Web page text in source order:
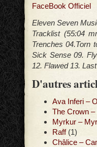
FaceBook Officiel
Eleven Seven
Tracklist (55:04
Trenches 04.Torn
Sick Sense 09.
12. Flawed 13.
D'autres
Ava Inferi –
The Crown
Myrkur –
Raff(1)
Châlice –